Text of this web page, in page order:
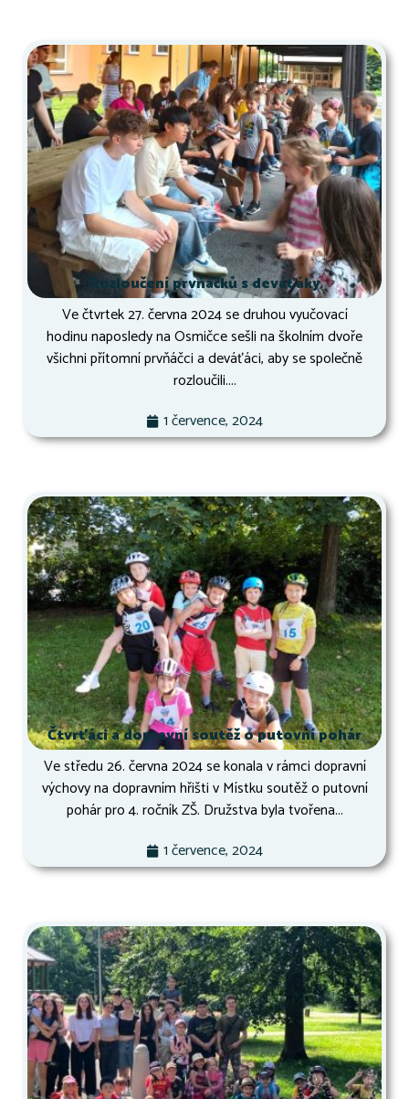
Rozloučení prvňáčků s deváťáky
Ve čtvrtek 27. června 2024 se druhou vyučovací
hodinu naposledy na Osmičce sešli na školním dvoře
všichni přítomní prvňáčci a deváťáci, aby se společně
rozloučili....
1 července, 2024
Čtvrťáci a dopravní soutěž o putovní pohár
Ve středu 26. června 2024 se konala v rámci dopravní
výchovy na dopravním hřišti v Místku soutěž o putovní
pohár pro 4. ročník ZŠ. Družstva byla tvořena...
1 července, 2024